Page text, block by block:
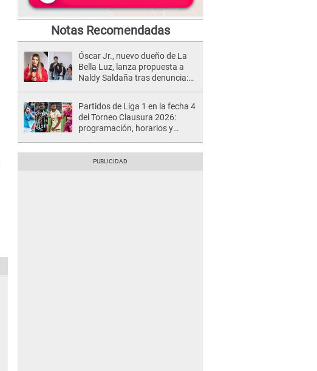
Notas Recomendadas
Óscar Jr., nuevo dueño de La
Bella Luz, lanza propuesta a
Naldy Saldaña tras denuncia:
Partidos de Liga 1 en la fecha 4
del Torneo Clausura 2026:
programación, horarios y